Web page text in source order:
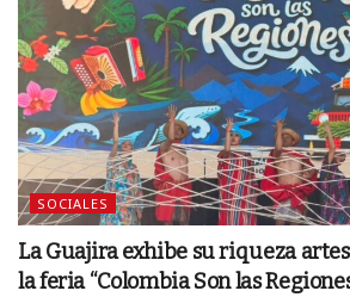
SOCIALES
La Guajira exhibe su riqueza
la feria “Colombia Son las